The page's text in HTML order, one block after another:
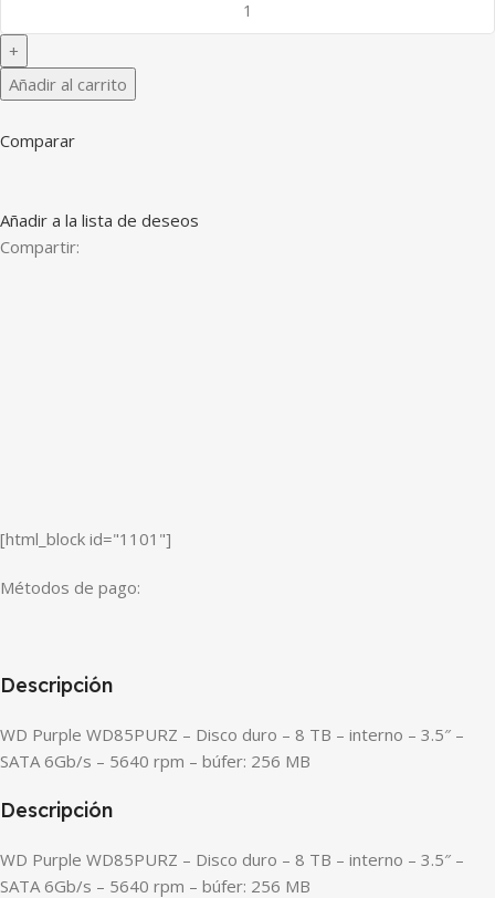
Añadir al carrito
Comparar
Añadir a la lista de deseos
Compartir:
[html_block id="1101"]
Métodos de pago:
Descripción
WD Purple WD85PURZ – Disco duro – 8 TB – interno – 3.5″ –
SATA 6Gb/s – 5640 rpm – búfer: 256 MB
Descripción
WD Purple WD85PURZ – Disco duro – 8 TB – interno – 3.5″ –
SATA 6Gb/s – 5640 rpm – búfer: 256 MB